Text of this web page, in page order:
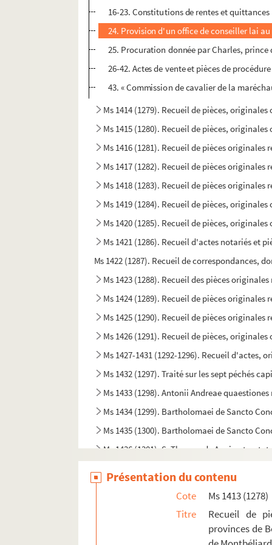
16-23. Constitutions de rentes et
24. Provision d'un office de conseiller lai
25. Procuration donnée par Charles,
26-42. Actes de vente et pièces de
43. « Commission de cavalier de la
Ms 1414 (1279). Recueil de pièces,
Ms 1415 (1280). Recueil de pièces,
Ms 1416 (1281). Recueil de pièces
Ms 1417 (1282). Recueil de pièces
Ms 1418 (1283). Recueil de pièces
Ms 1419 (1284). Recueil de pièces,
Ms 1420 (1285). Recueil de pièces,
Ms 1421 (1286). Recueil d'actes notariés et
Ms 1422 (1287). Recueil de correspondances,
Ms 1423 (1288). Recueil des pièces
Ms 1424 (1289). Recueil de pièces
Ms 1425 (1290). Recueil de pièces
Ms 1426 (1291). Recueil de pièces,
Ms 1427-1431 (1292-1296). Recueil
Ms 1432 (1297). Traité sur les sept péchés
Ms 1433 (1298). Antonii Andreae
Ms 1434 (1299). Bartholomaei de Sancto
Ms 1435 (1300). Bartholomaei de Sancto
Ms 1436 (1301). S. Thomae de Aquino
Ms 1443 (1308). « Wilhelmus Horboch.
Présentation du contenu
Cote
Ms 1413 (1278)
Titre
Recueil de
provinces de